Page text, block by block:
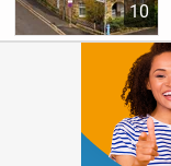
10